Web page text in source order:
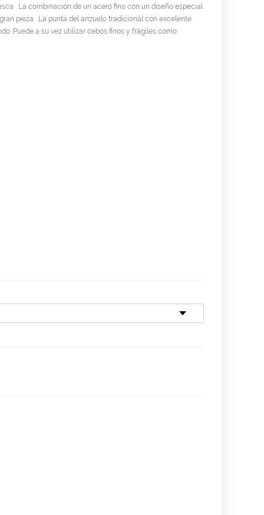
. La combinación de un acero fino con un diseño especial
pieza . La punta del anzuelo tradicional con excelente
.Puede a su vez utilizar cebos finos y frágiles como